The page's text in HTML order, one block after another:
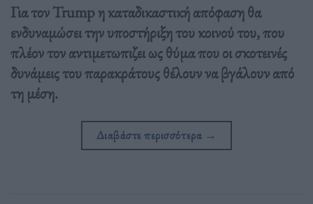
Για τον Trump η καταδικαστική απόφαση θα
ενδυναμώσει την υποστήριξη του κοινού του, που
πλέον τον αντιμετωπιζει ως θύμα που οι σκοτεινές
δυνάμεις του παρακράτους θέλουν να βγάλουν από
τη μέση.
Διαβάστε περισσότερα →